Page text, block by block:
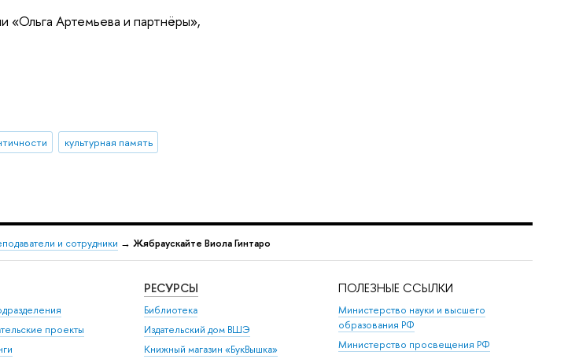
«Ольга Артемьева и партнёры»,
культурная память
и сотрудники → Жябраускайте Виола Гинтаро
проекты
РЕСУРСЫ
Библиотека
Издательский дом ВШЭ
Книжный магазин «БукВышка»
ПОЛЕЗНЫЕ ССЫЛКИ
Министерство науки и высшего
образования РФ
Министерство просвещения РФ